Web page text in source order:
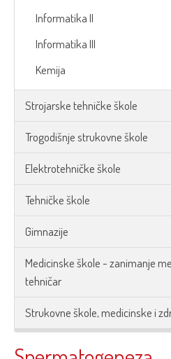
Informatika II
Informatika III
Kemija
Strojarske tehničke škole
Trogodišnje strukovne škole
Elektrotehničke škole
Tehničke škole
Gimnazije
Medicinske škole - zanimanje
tehničar
Strukovne škole, medicinske i